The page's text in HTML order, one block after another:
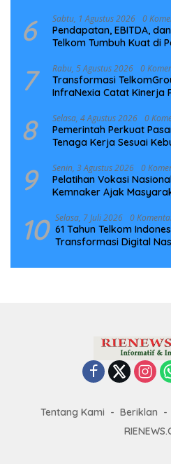
6 Sabtu, 1 Agustus 2026 0
Pendapatan, EBITDA,
Telkom Tumbuh Kuat di
7 Rabu, 5 Agustus 2026 0
Transformasi
InfraNexia Catat Kinerja
8 Selasa, 4 Agustus 2026 0
Pemerintah Perkuat
Tenaga Kerja Sesuai
9 Senin, 3 Agustus 2026 0
Pelatihan Vokasi
Kemnaker Ajak
10 Selasa, 7 Juli 2026 0
61 Tahun Telkom
Transformasi Digital
Tentang Kami Beriklan